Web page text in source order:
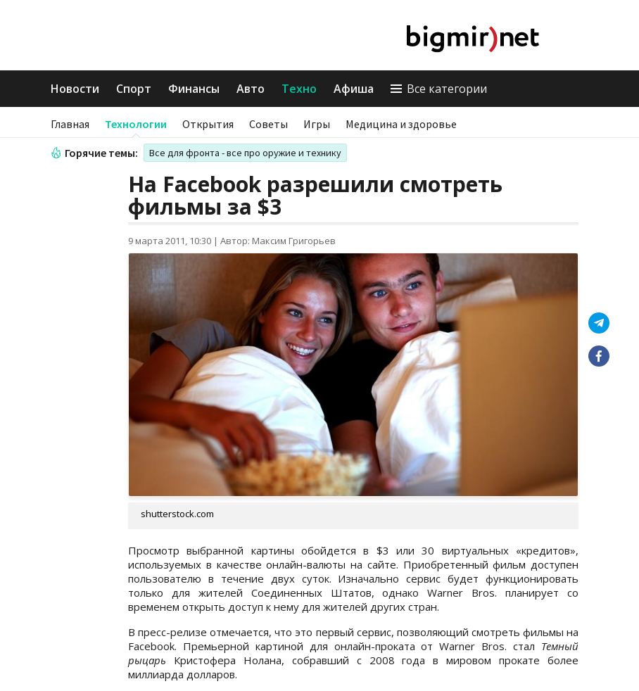
Новости Спорт Финансы Авто Техно Афиша Все категории
Главная Технологии Открытия Советы Игры Медицина и здоровье
Горячие темы: Все для фронта - все про оружие и технику
На Facebook разрешили смотреть
фильмы за $3
9 марта 2011, 10:30 | Автор: Максим Григорьев
shutterstock.com
Просмотр выбранной картины обойдется в $3 или 30 виртуальных «кредитов»,
используемых в качестве онлайн-валюты на сайте. Приобретенный фильм доступен
пользователю в течение двух суток. Изначально сервис будет функционировать
только для жителей Соединенных Штатов, однако Warner Bros. планирует со
временем открыть доступ к нему для жителей других стран.
В пресс-релизе отмечается, что это первый сервис, позволяющий смотреть фильмы на
Facebook. Премьерной картиной для онлайн-проката от Warner Bros. стал Темный
рыцарь Кристофера Нолана, собравший с 2008 года в мировом прокате более
миллиарда долларов.